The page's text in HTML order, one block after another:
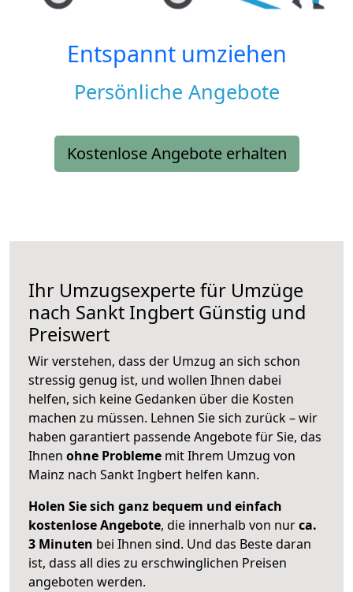
Entspannt umziehen
Persönliche Angebote
Kostenlose Angebote erhalten
Ihr Umzugsexperte für Umzüge
nach Sankt Ingbert Günstig und
Preiswert
Wir verstehen, dass der Umzug an sich schon
stressig genug ist, und wollen Ihnen dabei
helfen, sich keine Gedanken über die Kosten
machen zu müssen. Lehnen Sie sich zurück – wir
haben garantiert passende Angebote für Sie, das
Ihnen ohne Probleme mit Ihrem Umzug von
Mainz nach Sankt Ingbert helfen kann.
Holen Sie sich ganz bequem und einfach
kostenlose Angebote, die innerhalb von nurca.
3 Minuten bei Ihnen sind. Und das Beste daran
ist, dass all dies zu erschwinglichen Preisen
angeboten werden.